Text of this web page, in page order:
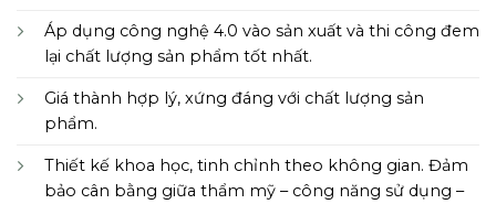
Áp dụng công nghệ 4.0 vào sản xuất và thi công đem
lại chất lượng sản phẩm tốt nhất.
Giá thành hợp lý, xứng đáng với chất lượng sản
phẩm.
Thiết kế khoa học, tinh chỉnh theo không gian. Đảm
bảo cân bằng giữa thẩm mỹ – công năng sử dụng –